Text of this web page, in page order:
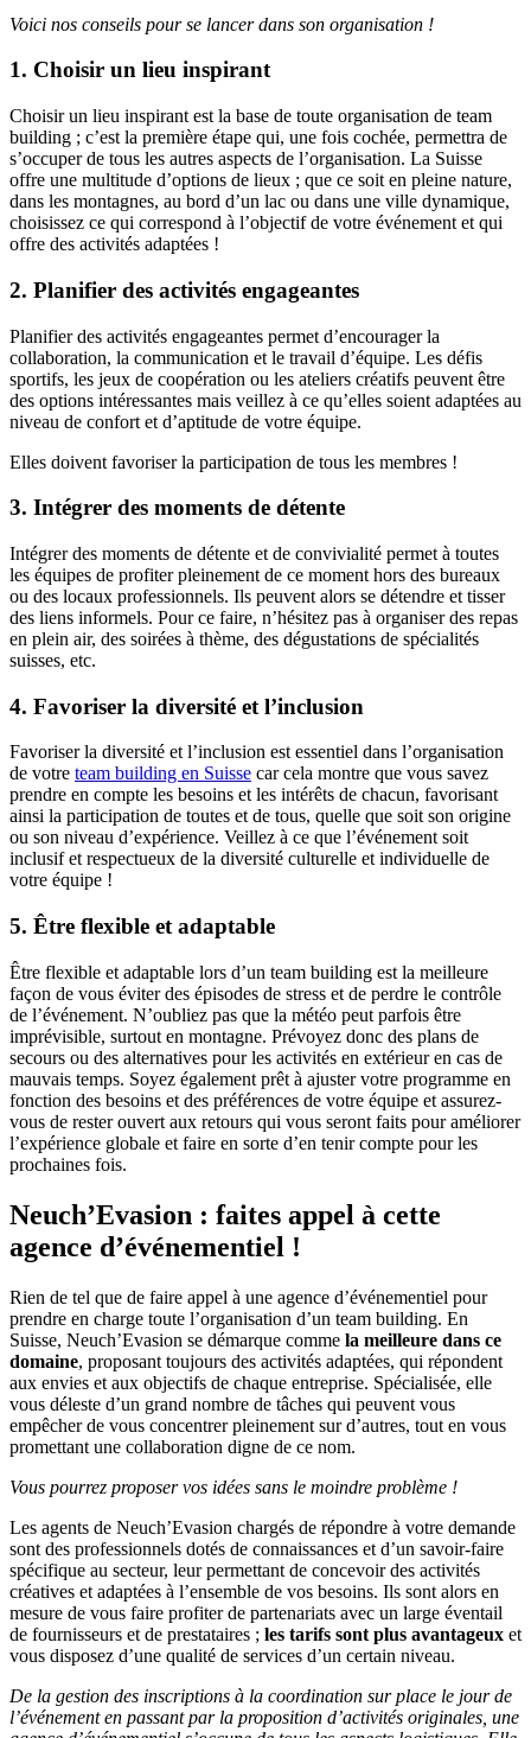
Voici nos conseils pour se lancer dans son organisation !
1. Choisir un lieu inspirant
Choisir un lieu inspirant est la base de toute organisation de team
building ; c’est la première étape qui, une fois cochée, permettra de
s’occuper de tous les autres aspects de l’organisation. La Suisse
offre une multitude d’options de lieux ; que ce soit en pleine nature,
dans les montagnes, au bord d’un lac ou dans une ville dynamique,
choisissez ce qui correspond à l’objectif de votre événement et qui
offre des activités adaptées !
2. Planifier des activités engageantes
Planifier des activités engageantes permet d’encourager la
collaboration, la communication et le travail d’équipe. Les défis
sportifs, les jeux de coopération ou les ateliers créatifs peuvent être
des options intéressantes mais veillez à ce qu’elles soient adaptées au
niveau de confort et d’aptitude de votre équipe.
Elles doivent favoriser la participation de tous les membres !
3. Intégrer des moments de détente
Intégrer des moments de détente et de convivialité permet à toutes
les équipes de profiter pleinement de ce moment hors des bureaux
ou des locaux professionnels. Ils peuvent alors se détendre et tisser
des liens informels. Pour ce faire, n’hésitez pas à organiser des repas
en plein air, des soirées à thème, des dégustations de spécialités
suisses, etc.
4. Favoriser la diversité et l’inclusion
Favoriser la diversité et l’inclusion est essentiel dans l’organisation
de votre team building en Suisse car cela montre que vous savez
prendre en compte les besoins et les intérêts de chacun, favorisant
ainsi la participation de toutes et de tous, quelle que soit son origine
ou son niveau d’expérience. Veillez à ce que l’événement soit
inclusif et respectueux de la diversité culturelle et individuelle de
votre équipe !
5. Être flexible et adaptable
Être flexible et adaptable lors d’un team building est la meilleure
façon de vous éviter des épisodes de stress et de perdre le contrôle
de l’événement. N’oubliez pas que la météo peut parfois être
imprévisible, surtout en montagne. Prévoyez donc des plans de
secours ou des alternatives pour les activités en extérieur en cas de
mauvais temps. Soyez également prêt à ajuster votre programme en
fonction des besoins et des préférences de votre équipe et assurez-
vous de rester ouvert aux retours qui vous seront faits pour améliorer
l’expérience globale et faire en sorte d’en tenir compte pour les
prochaines fois.
Neuch’Evasion : faites appel à cette
agence d’événementiel !
Rien de tel que de faire appel à une agence d’événementiel pour
prendre en charge toute l’organisation d’un team building. En
Suisse, Neuch’Evasion se démarque comme la meilleure dans ce
domaine, proposant toujours des activités adaptées, qui répondent
aux envies et aux objectifs de chaque entreprise. Spécialisée, elle
vous déleste d’un grand nombre de tâches qui peuvent vous
empêcher de vous concentrer pleinement sur d’autres, tout en vous
promettant une collaboration digne de ce nom.
Vous pourrez proposer vos idées sans le moindre problème !
Les agents de Neuch’Evasion chargés de répondre à votre demande
sont des professionnels dotés de connaissances et d’un savoir-faire
spécifique au secteur, leur permettant de concevoir des activités
créatives et adaptées à l’ensemble de vos besoins. Ils sont alors en
mesure de vous faire profiter de partenariats avec un large éventail
de fournisseurs et de prestataires ; les tarifs sont plus avantageux et
vous disposez d’une qualité de services d’un certain niveau.
De la gestion des inscriptions à la coordination sur place le jour de
l’événement en passant par la proposition d’activités originales, une